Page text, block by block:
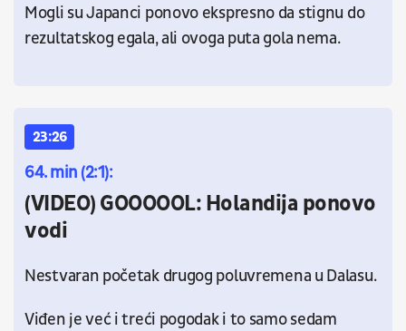
Mogli su Japanci ponovo ekspresno da stignu do
rezultatskog egala, ali ovoga puta gola nema.
23:26
64. min (2:1):
(VIDEO) GOOOOOL: Holandija ponovo
vodi
Nestvaran početak drugog poluvremena u Dalasu.
Viđen je već i treći pogodak i to samo sedam